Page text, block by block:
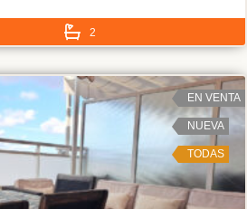
2
EN VENTA
NUEVA
TODAS